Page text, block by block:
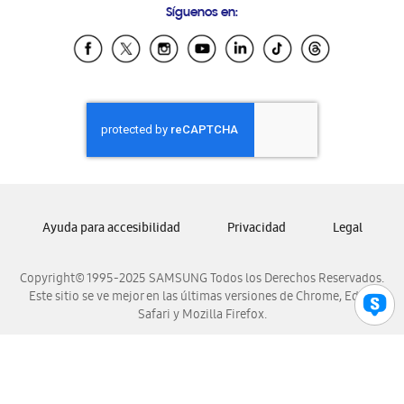
Samsung Ecuador
Samsung El Salvador
Samsung Honduras
Samsung Nicaragua
Samsung Panamá
Samsung Venezuela
Síguenos en:
Copyright© 1995-2025 SAMSUNG Todos los Derechos Reservados.
Este sitio se ve mejor en las últimas versiones de Chrome, Edge,
Safari y Mozilla Firefox.
Ayuda para accesibilidad Privacidad Legal